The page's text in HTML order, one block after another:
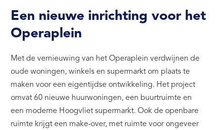
Een nieuwe inrichting voor het
Operaplein
Met de vernieuwing van het Operaplein verdwijnen de
oude woningen, winkels en supermarkt om plaats te
maken voor een eigentijdse ontwikkeling. Het project
omvat 60 nieuwe huurwoningen, een buurtruimte en
een moderne Hoogvliet supermarkt. Ook de openbare
ruimte krijgt een make-over, met ruimte voor ongeveer